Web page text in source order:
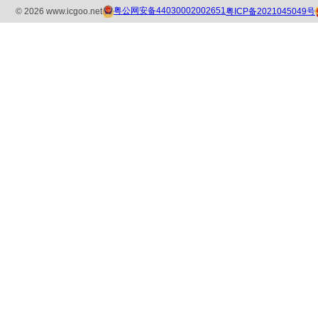
© 2026 www.icgoo.net 粤公网安备44030002002651粤ICP备2021045049号